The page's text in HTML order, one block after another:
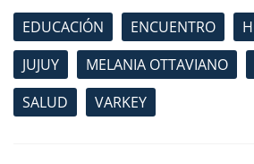
EDUCACIÓN ENCUENTRO
JUJUY
MELANIA OTTAVIANO
SALUD
VARKEY